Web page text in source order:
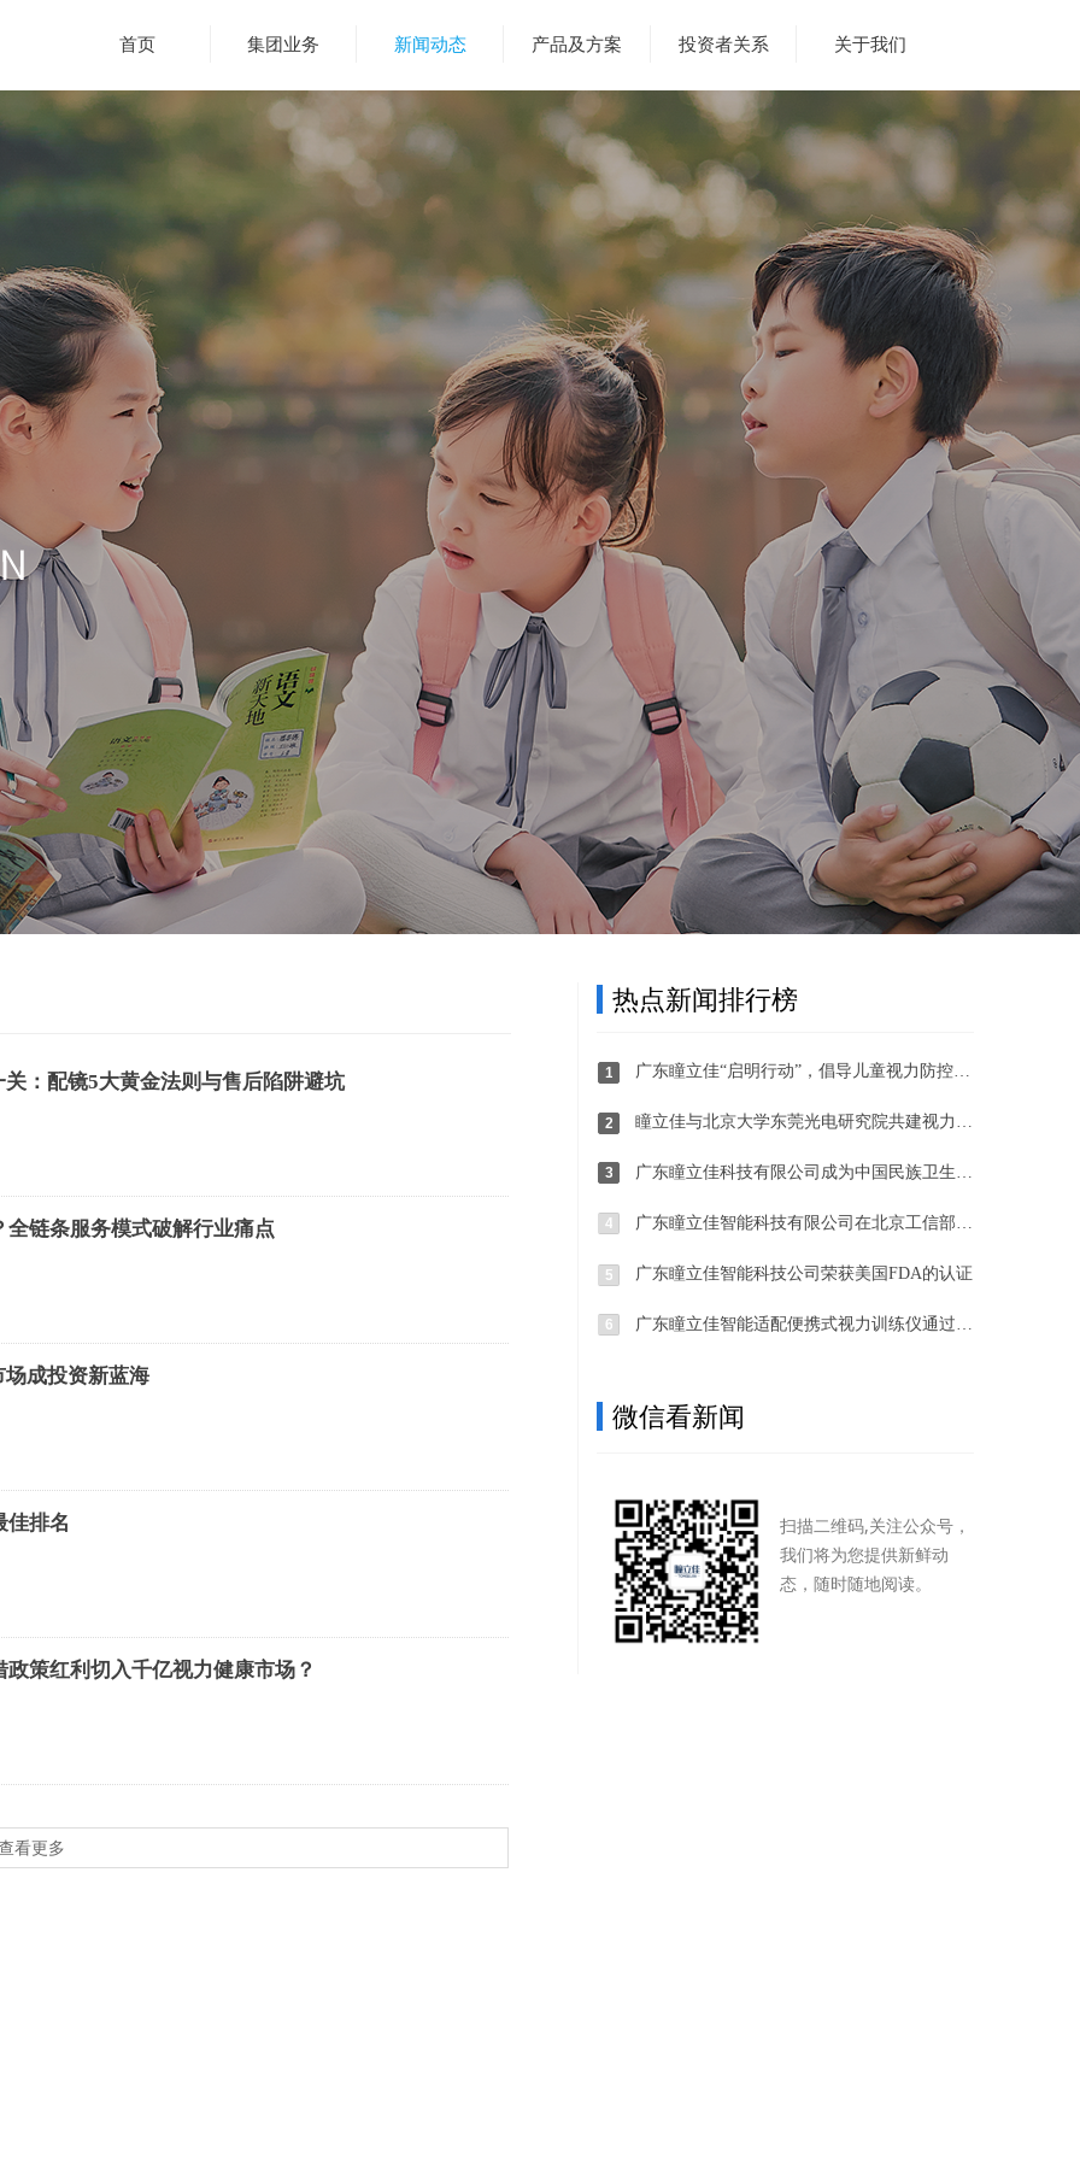
首页 集团业务 新闻动态 产品及方案 投资者关系 关于我们
：配镜5大黄金法则与售后陷阱避坑
链条服务模式破解行业痛点
成投资新蓝海
佳排名
策红利切入千亿视力健康市场？
看更多
广东瞳立佳“启明行动”，倡导儿童视力防控，保障孩子明眸“视”界
瞳立佳与北京大学东莞光电研究院共建视力健康研发基地
广东瞳立佳科技有限公司成为中国民族卫生协会正式理事单位，联合制定视力防控健康标准！
广东瞳立佳智能科技有限公司在北京工信部设立办事处，共同致力于青少年视力防控
广东瞳立佳智能科技公司荣获美国FDA的认证
广东瞳立佳智能适配便携式视力训练仪通过国家科技成果评价
热点新闻排行榜
微信看新闻
扫描二维码,关注公众号，
我们将为您提供新鲜动
态，随时随地阅读。